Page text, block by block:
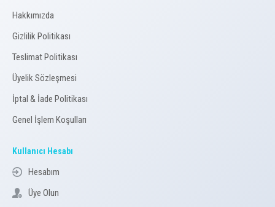
Hakkımızda
Gizlilik Politikası
Teslimat Politikası
Üyelik Sözleşmesi
İptal & İade Politikası
Genel İşlem Koşulları
Kullanıcı Hesabı
Hesabım
Üye Olun